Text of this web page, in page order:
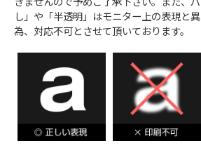
し」や「半透明」はモニター上の表現と
為、対応不可とさせて頂いております。